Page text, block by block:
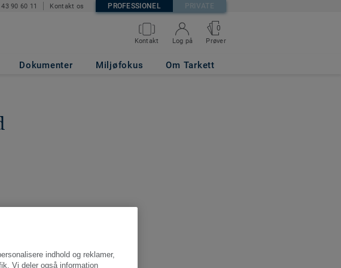
43 90 60 11 Kontakt os PROFESSIONEL PRIVATE
Kontakt Log på
0
Prøver
Dokumenter Miljøfokus Om Tarkett
indhold og reklamer,
Vi deler også information